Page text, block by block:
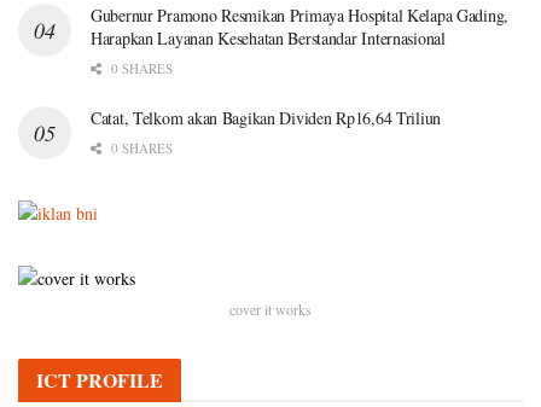
Gubernur Pramono Resmikan Primaya Hospital Kelapa Gading,
Harapkan Layanan Kesehatan Berstandar Internasional
0 SHARES
Catat, Telkom akan Bagikan Dividen Rp16,64 Triliun
0 SHARES
cover it works
ICT PROFILE